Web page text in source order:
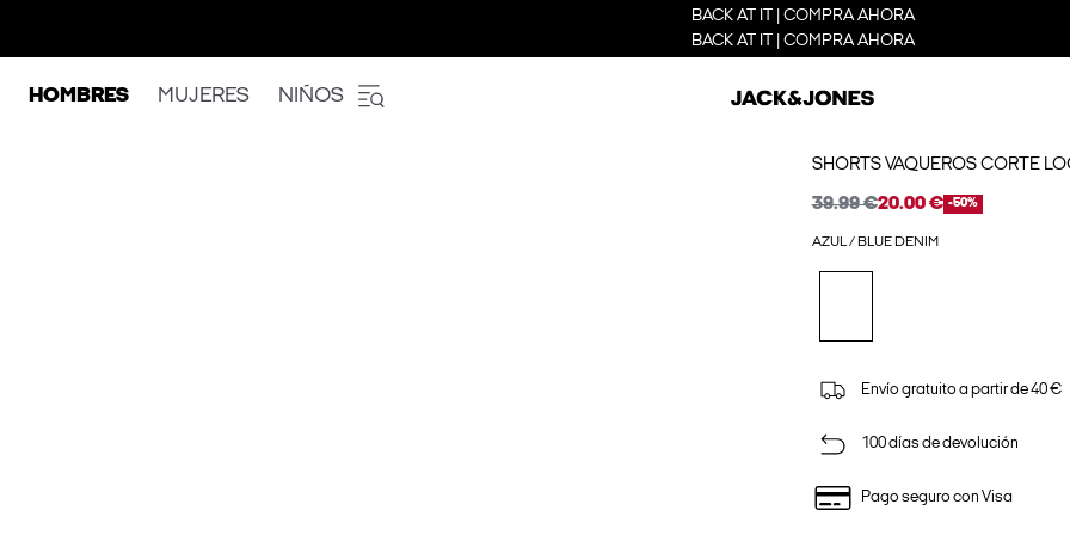
BACK AT IT | COMPRA AHORA
BACK AT IT | COMPRA AHORA
HOMBRES MUJERES NIÑOS
SHORTS VAQUEROS CORTE
39.99 €20.00 € -50%
AZUL / BLUE DENIM
Envío gratuito a partir de 40 €
100 días de devolución
Pago seguro con Visa